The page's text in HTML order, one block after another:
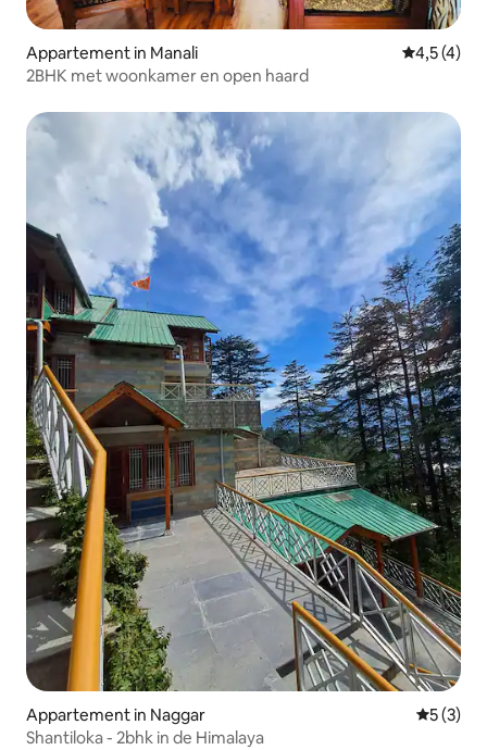
Appartement in Manali
4,5 (4)
2BHK met woonkamer en open haard
Appartement in Naggar
5 (3)
Shantiloka - 2bhk in de Himalaya